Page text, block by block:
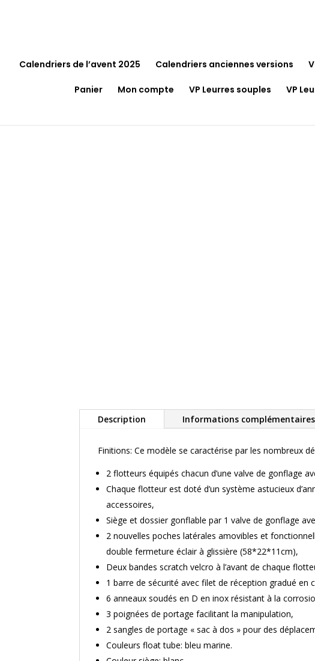
Calendriers de l’avent 2025 Calendriers anciennes versions
Panier Mon compte VP Leurres souples VP
Description Informations complémentaires
Finitions: Ce modèle se caractérise par les nombreux
2 flotteurs équipés chacun d’une valve de gonflage
Chaque flotteur est doté d’un système astucieux
accessoires,
Siège et dossier gonflable par 1 valve de gonflage
2 nouvelles poches latérales amovibles et
double fermeture éclair à glissière (58*22*11cm),
Deux bandes scratch velcro à l’avant de chaque
1 barre de sécurité avec filet de réception gradué en
6 anneaux soudés en D en inox résistant à la
3 poignées de portage facilitant la manipulation,
2 sangles de portage « sac à dos » pour des
Couleurs float tube: bleu marine.